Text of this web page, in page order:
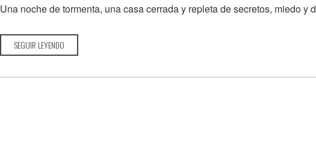
Una noche de tormenta, una casa cerrada y repleta de secretos, miedo y
SEGUIR LEYENDO